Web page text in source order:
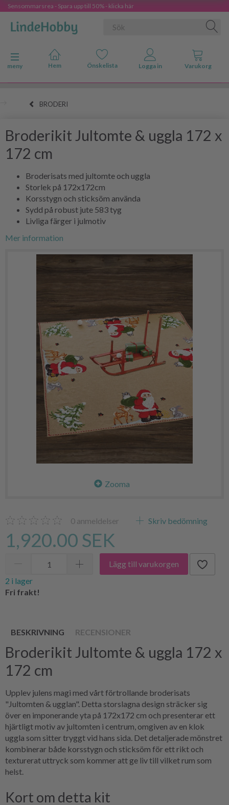
Sensommarsrea - Spara upp till 50% - klicka här
Ändra navigering
meny
BRODERI
Broderikit Jultomte & uggla 172 x
172 cm
Broderisats med jultomte och uggla
Storlek på 172x172cm
Korsstygn och sticksöm använda
Sydd på robust jute 583 tyg
Livliga färger i julmotiv
Mer information
Zooma
0 anmeldelser Skriv bedömning
1,920.00 SEK
Lägg till varukorgen
2 i lager
Fri frakt!
BESKRIVNING RECENSIONER
Broderikit Jultomte & uggla 172 x
172 cm
Upplev julens magi med vårt förtrollande broderisats
"Jultomten & ugglan". Detta storslagna design sträcker sig
över en imponerande yta på 172x172 cm och presenterar ett
hjärtligt motiv av jultomten i centrum, omgiven av en klok
uggla som sitter tryggt vid hans sida. Det detaljerade mönstret
kombinerar både korsstygn och sticksöm för ett rikt och
texturerat uttryck som kommer att ge liv till vilket rum som
helst.
Kort om detta kit